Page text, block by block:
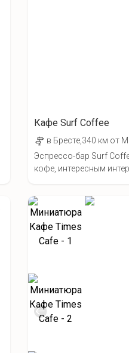
Кафе Surf Coffee
в Бресте,340 км от
Эспрессо-бар Surf
кофе, интересным